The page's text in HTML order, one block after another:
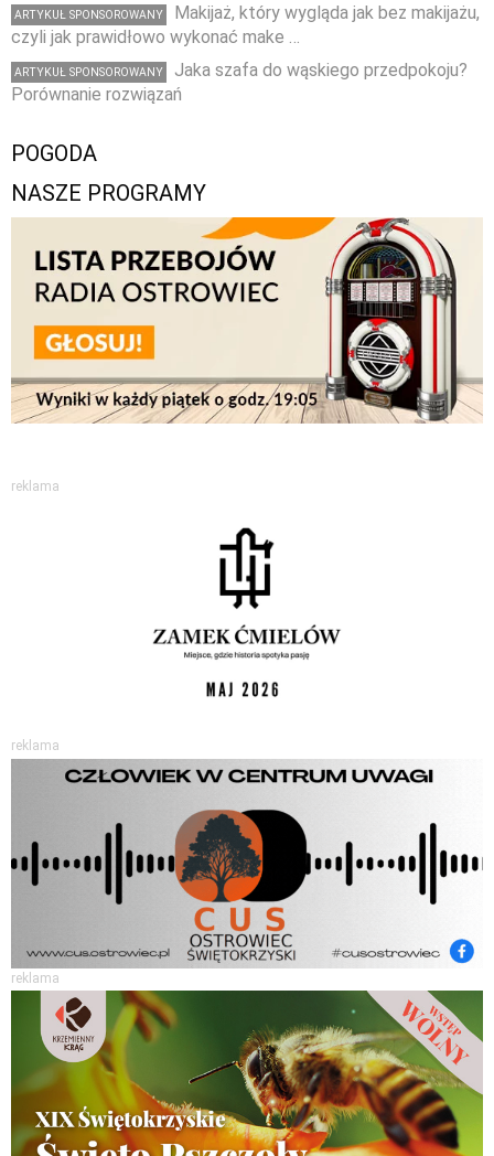
ARTYKUŁ SPONSOROWANY
Makijaż, który wygląda jak bez makijażu,
czyli jak prawidłowo wykonać make …
ARTYKUŁ SPONSOROWANY
Jaka szafa do wąskiego przedpokoju?
Porównanie rozwiązań
POGODA
NASZE PROGRAMY
reklama
reklama
reklama